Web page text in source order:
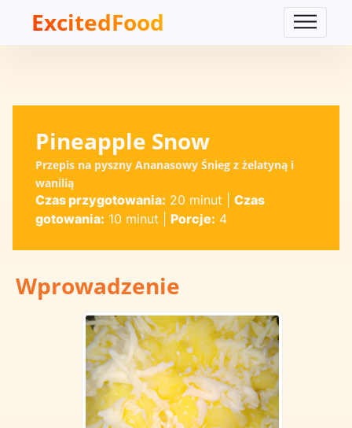
ExcitedFood
Pineapple Snow
Przepis na pyszny Ananasowy Śnieg z żelatyną i
wanilią
Czas przygotowania: 20 minut
Czas
gotowania: 10 minut Porcje: 4
Wprowadzenie